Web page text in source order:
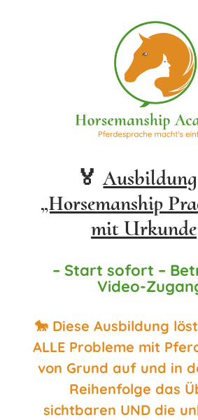
🏅
„Horsemanship
mit Urkunde
– Start sofort –
Video-
🐎 Diese Ausbildung
ALLE Probleme mit
von Grund auf und in
Reihenfolge das
sichtbaren UND die